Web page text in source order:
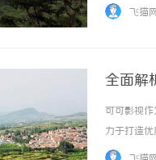
飞猫
全面解
可可影视
力于打造
验室，标准化研发体系